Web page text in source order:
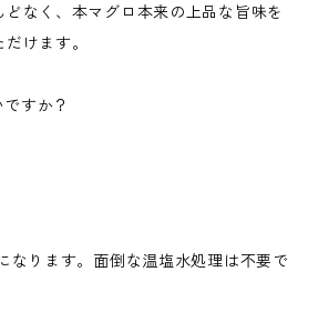
なく、本マグロ本来の上品な旨味を
けます。
すか？
なります。面倒な温塩水処理は不要で